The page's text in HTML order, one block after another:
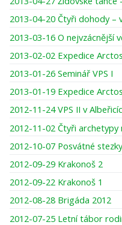
2013-04-20 Čtyři dohody –
2013-02-02 Expedice
2013-01-26 Seminář VPS I
2013-01-19 Expedice
2012-11-24 VPS II v
2012-11-02 Čtyři archetypy
2012-10-07 Posvátné
2012-09-29 Krakonoš 2
2012-09-22 Krakonoš 1
2012-08-28 Brigáda 2012
2012-07-25 Letní tábor